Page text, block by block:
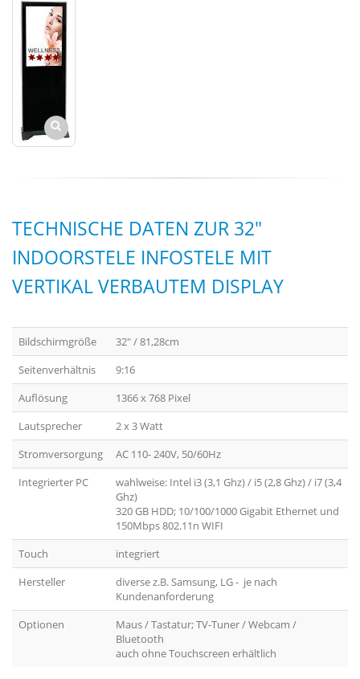
TECHNISCHE DATEN ZUR 32"
INDOORSTELE INFOSTELE MIT
VERTIKAL VERBAUTEM DISPLAY
Bildschirmgröße
32" / 81,28cm
Seitenverhältnis
9:16
Auflösung
1366 x 768 Pixel
Lautsprecher
2 x 3 Watt
Stromversorgung
AC 110- 240V, 50/60Hz
Integrierter PC
wahlweise: Intel i3 (3,1 Ghz) / i5 (2,8 Ghz) / i7 (3,4
Ghz)
320 GB HDD; 10/100/1000 Gigabit Ethernet und
150Mbps 802.11n WIFI
Touch
integriert
Hersteller
diverse z.B. Samsung, LG - je nach
Kundenanforderung
Optionen
Maus / Tastatur; TV-Tuner / Webcam /
Bluetooth
auch ohne Touchscreen erhältlich